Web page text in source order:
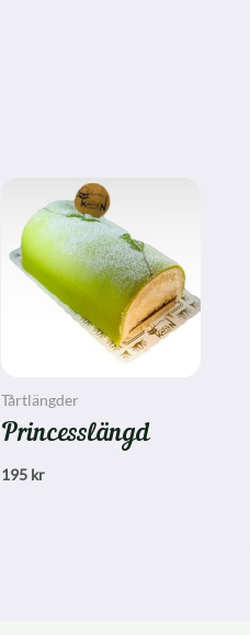
Tårtlängder
Princesslängd
195 kr